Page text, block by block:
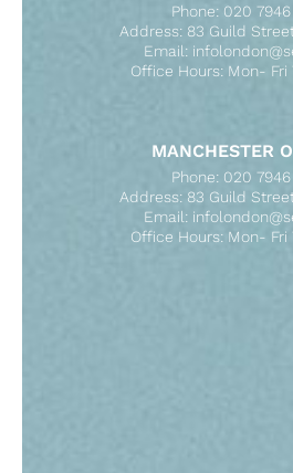
Phone: 020 7946
Address: 83 Guild
Email:
Office Hours: Mon- Fri
MANCHESTER
Phone: 020 7946
Address: 83 Guild
Email:
Office Hours: Mon- Fri